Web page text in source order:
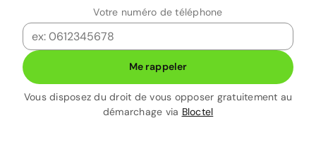
Votre numéro de téléphone
Me rappeler
Vous disposez du droit de vous opposer gratuitement au
démarchage via Bloctel